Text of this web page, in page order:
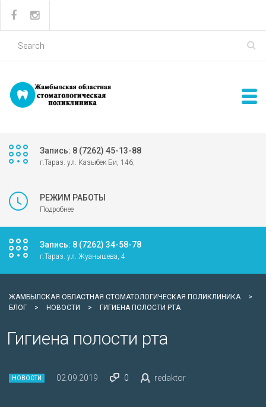
Запись: 8 (7262) 45-13-88
г.Тараз. ул. Казыбек Би, 146;
РЕЖИМ РАБОТЫ
Подробнее
Запись: 8 (7262) 34-58-78
г.Тараз. ул. Жуанышева, 4
ЖАМБЫЛСКАЯ ОБЛАСТНАЯ СТОМАТОЛОГИЧЕСКАЯ ПОЛИКЛИНИКА
>
БЛОГ
> НОВОСТИ > ГИГИЕНА ПОЛОСТИ РТА
Гигиена полости рта
НОВОСТИ 02.09.2019 0 redaktor